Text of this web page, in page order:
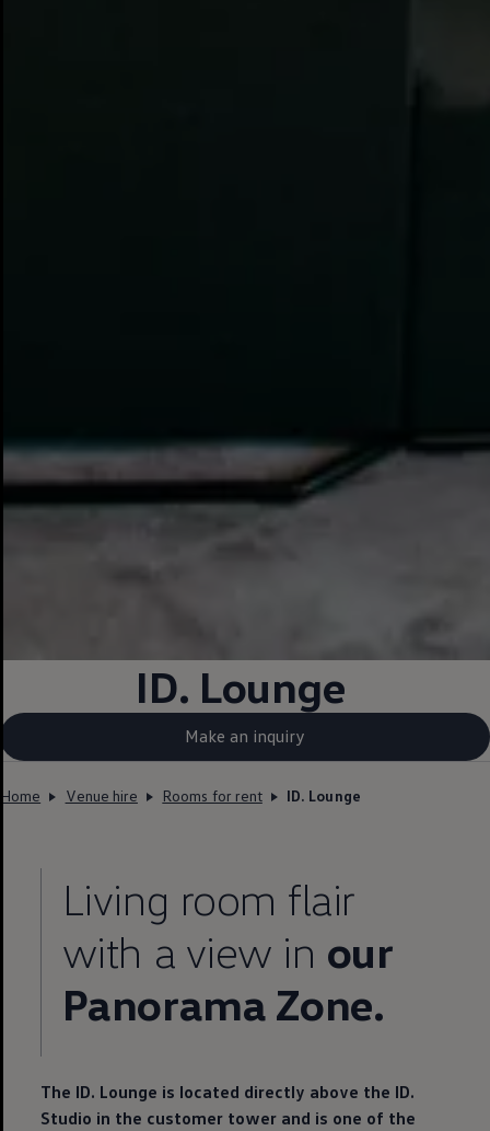
ID. Lounge
Make an inquiry
Home Venue hire Rooms for rent ID. Lounge
Living room flair
with a view in our
Panorama Zone.
The ID. Lounge is located directly above the ID.
Studio in the customer tower and is one of the